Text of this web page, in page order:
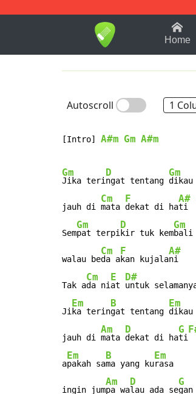
1-9 B
Home
Autoscroll 1
[Intro] A#m Gm A#m
Gm
Jika teri
D
ngat tentang
Gm
dikau
jauh di
Cm
mata
F
dekat di ha
A#
ti
Sem
Gm
pat terpi
D
kir tuk kem
Gm
bali
walau be
Cm
da a
F
kan kujala
A#
ni
Tak a
Cm
da ni
E
at
D#
untuk
Ji
Em
ka terin
B
gat tentang
Em
dikau
jauh di
Am
mata
D
dekat di ha
G
ti
a
Em
pakah sa
B
ma yang ku
Em
rasa
ingin jum
Am
pa wa
D
lau ada se
G
gan